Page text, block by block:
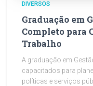
DIVERSOS
Graduação em
Completo para
Trabalho
A graduação em
capacitados para
políticas e serviços